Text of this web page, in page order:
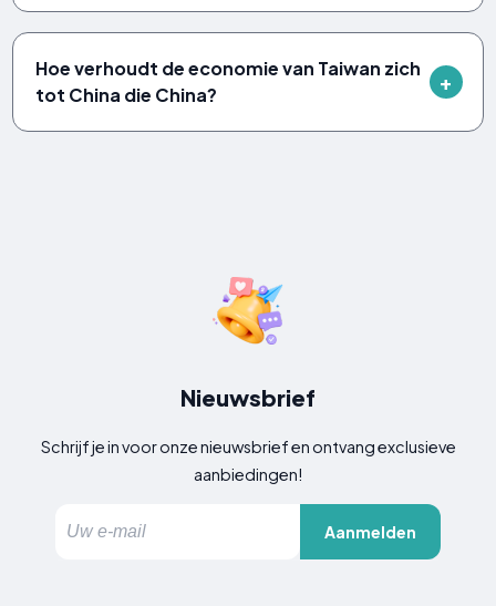
Hoe verhoudt de economie van Taiwan zich
tot China die China?
Nieuwsbrief
Schrijf je in voor onze nieuwsbrief en ontvang exclusieve
aanbiedingen!
Aanmelden